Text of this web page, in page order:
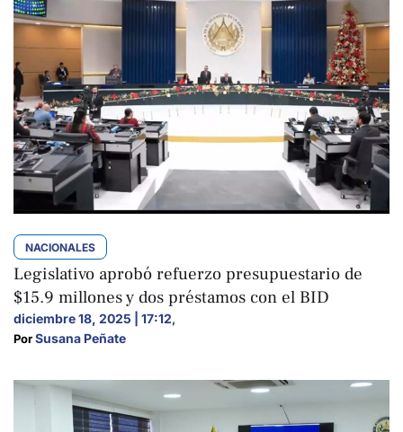
NACIONALES
Legislativo aprobó refuerzo presupuestario de
$15.9 millones y dos préstamos con el BID
diciembre 18, 2025 | 17:12,
Por Susana Peñate